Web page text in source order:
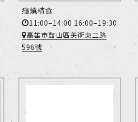
癮燒精食
11:00–14:00 16:00–19:30
高雄市鼓山區美術東二路
596號